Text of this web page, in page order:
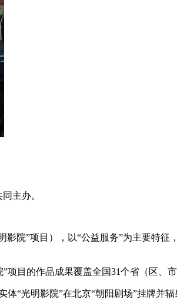
主办。
院”项目），以“公益服务”为主要特征
目的作品成果覆盖全国31个省（区、
“光明影院”在北京“朝阳剧场”挂牌并